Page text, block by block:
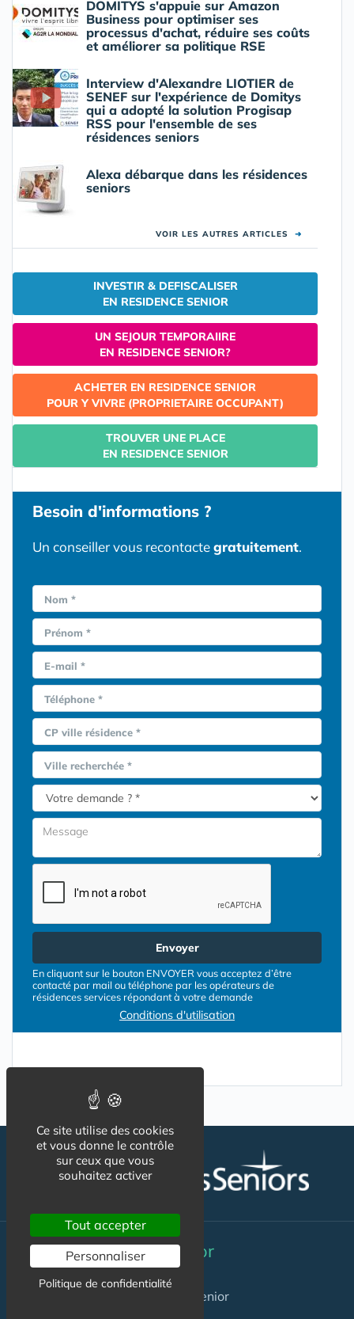
DOMITYS s'appuie sur Amazon
Business pour optimiser ses
processus d'achat, réduire ses coûts
et améliorer sa politique RSE
Interview d'Alexandre LIOTIER de
SENEF sur l'expérience de Domitys
qui a adopté la solution Progisap
RSS pour l'ensemble de ses
résidences seniors
Alexa débarque dans les résidences
seniors
VOIR LES AUTRES ARTICLES ➜
INVESTIR & DEFISCALISER
EN RESIDENCE SENIOR
UN SEJOUR TEMPORAIIRE
EN RESIDENCE SENIOR?
ACHETER EN RESIDENCE SENIOR
POUR Y VIVRE (PROPRIETAIRE OCCUPANT)
TROUVER UNE PLACE
EN RESIDENCE SENIOR
Besoin d'informations ?
Un conseiller vous recontactegratuitement.
Nom *
Prénom *
E-mail *
Téléphone *
CP ville résidence *
Ville recherchée *
Envoyer
En cliquant sur le bouton ENVOYER vous acceptez d’être
contacté par mail ou téléphone par les opérateurs de
résidences services répondant à votre demande
Conditions d'utilisation
Résidence Service Senior
Annuaire Résidences Services Senior
Ce site utilise des cookies
et vous donne le contrôle
sur ceux que vous
souhaitez activer
Tout accepter
Personnaliser
Politique de confidentialité